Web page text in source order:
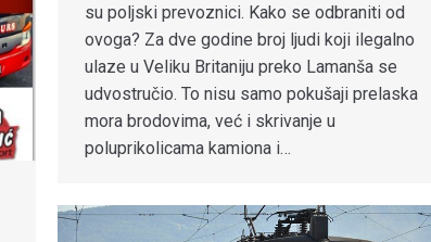
su poljski prevoznici. Kako se odbraniti od
ovoga? Za dve godine broj ljudi koji ilegalno
ulaze u Veliku Britaniju preko Lamanša se
udvostručio. To nisu samo pokušaji prelaska
mora brodovima, već i skrivanje u
poluprikolicama kamiona i…